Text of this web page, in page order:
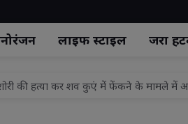
लाइफ स्‍टाइल जरा
लखनऊ में विरोध, सद्बुद्धि हवन के बाद पुतला